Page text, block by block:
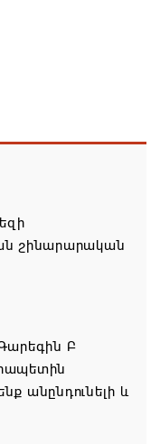
շինարարական
Բ
անընդունելի և